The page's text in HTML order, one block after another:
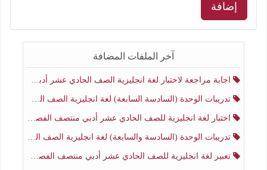
إضافة
آخر الملفات المضافة
اجابة مراجعة لاختبار لغة انجليزية الصف الحادي عشر أدبي منتصف الفصل الثاني
تدريبات الوحدة (السادسة السابعة) لغة انجليزية الصف الحادي عشر أدبي منتصف الفصل الثاني
اختبار لغة انجليزية للصف الحادي عشر أدبي منتصف الفصل الثاني
تدريبات الوحدة (السادسة والسابعة) لغة انجليزية الصف الحادي عشر أدبي الفصل الثاني
تعبير لغة انجليزية للصف الحادي عشر أدبي منتصف الفصل الثاني